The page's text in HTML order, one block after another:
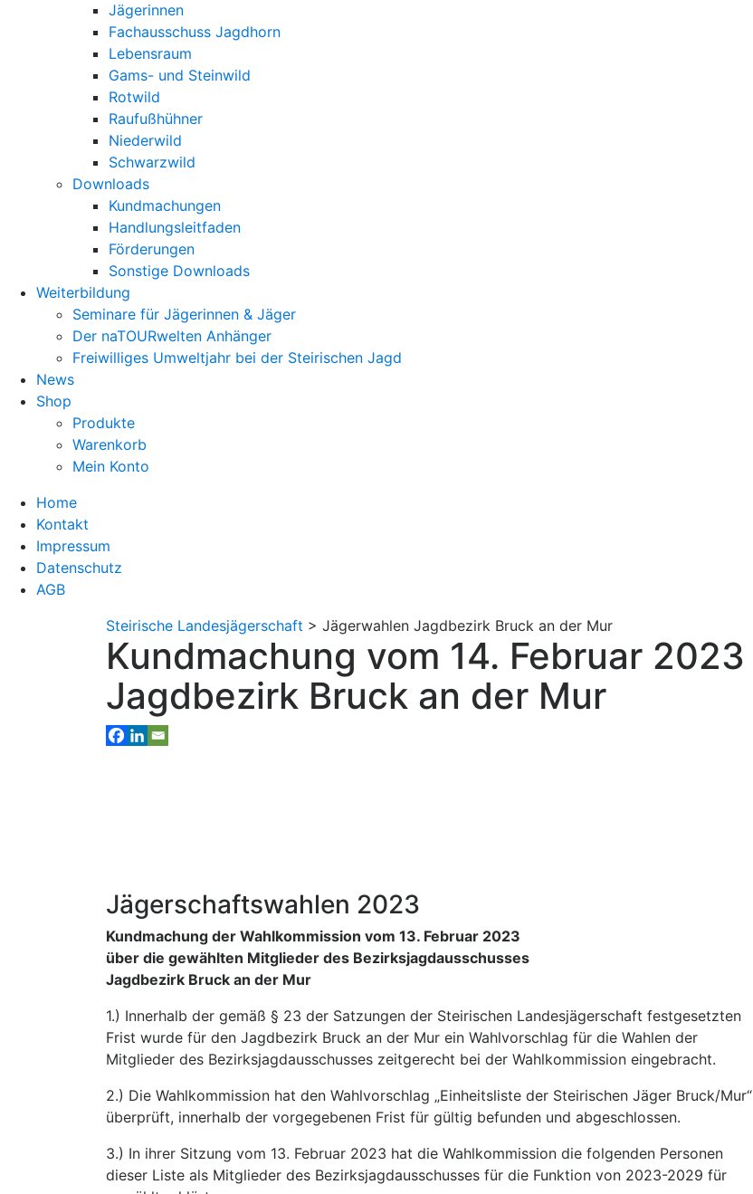
Jägerinnen
Fachausschuss Jagdhorn
Lebensraum
Gams- und Steinwild
Rotwild
Raufußhühner
Niederwild
Schwarzwild
Downloads
Kundmachungen
Handlungsleitfaden
Förderungen
Sonstige Downloads
Weiterbildung
Seminare für Jägerinnen & Jäger
Der naTOURwelten Anhänger
Freiwilliges Umweltjahr bei der Steirischen Jagd
News
Shop
Produkte
Warenkorb
Mein Konto
Home
Kontakt
Impressum
Datenschutz
AGB
Steirische Landesjägerschaft > Jägerwahlen Jagdbezirk Bruck an der Mur
Kundmachung vom 14. Februar 2023
Jagdbezirk Bruck an der Mur
Jägerschaftswahlen 2023
Kundmachung der Wahlkommission vom 13. Februar 2023
über die gewählten Mitglieder des Bezirksjagdausschusses
Jagdbezirk Bruck an der Mur
1.) Innerhalb der gemäß § 23 der Satzungen der Steirischen Landesjägerschaft festgesetzten
Frist wurde für den Jagdbezirk Bruck an der Mur ein Wahlvorschlag für die Wahlen der
Mitglieder des Bezirksjagdausschusses zeitgerecht bei der Wahlkommission eingebracht.
2.) Die Wahlkommission hat den Wahlvorschlag „Einheitsliste der Steirischen Jäger Bruck/Mur“
überprüft, innerhalb der vorgegebenen Frist für gültig befunden und abgeschlossen.
3.) In ihrer Sitzung vom 13. Februar 2023 hat die Wahlkommission die folgenden Personen
dieser Liste als Mitglieder des Bezirksjagdausschusses für die Funktion von 2023-2029 für